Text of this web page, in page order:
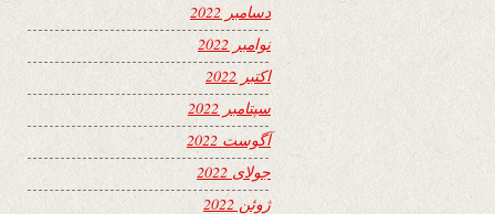
دسامبر 2022
نوامبر 2022
اکتبر 2022
سپتامبر 2022
آگوست 2022
جولای 2022
ژوئن 2022